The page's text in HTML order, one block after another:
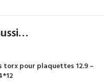
torx pour plaquettes 12.9 –